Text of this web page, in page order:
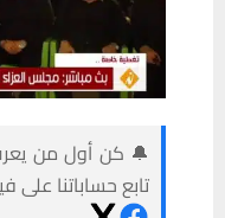
🔔 كن أول من يعرف
تابع حساباتنا